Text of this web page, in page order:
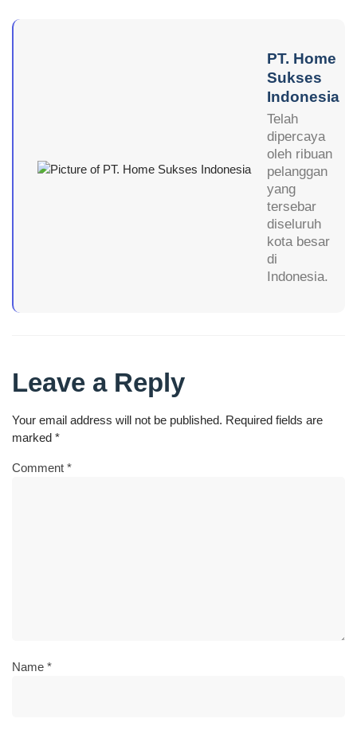
PT. Home
Sukses
Indonesia
Telah
dipercaya
oleh ribuan
pelanggan
yang
tersebar
diseluruh
kota besar
di
Indonesia.
Leave a Reply
Your email address will not be published. Required fields are
marked *
Comment *
Name *